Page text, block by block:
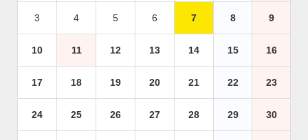
3 4 5 6 7 8 9
10 11 12 13 14 15 16
17 18 19 20 21 22 23
24 25 26 27 28 29 30